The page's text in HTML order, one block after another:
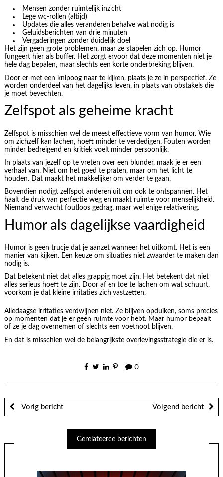
Mensen zonder ruimtelijk inzicht
Lege wc-rollen (altijd)
Updates die alles veranderen behalve wat nodig is
Geluidsberichten van drie minuten
Vergaderingen zonder duidelijk doel
Het zijn geen grote problemen, maar ze stapelen zich op. Humor
fungeert hier als buffer. Het zorgt ervoor dat deze momenten niet je
hele dag bepalen, maar slechts een korte onderbreking blijven.
Door er met een knipoog naar te kijken, plaats je ze in perspectief. Ze
worden onderdeel van het dagelijks leven, in plaats van obstakels die
je moet bevechten.
Zelfspot als geheime kracht
Zelfspot is misschien wel de meest effectieve vorm van humor. Wie
om zichzelf kan lachen, hoeft minder te verdedigen. Fouten worden
minder bedreigend en kritiek voelt minder persoonlijk.
In plaats van jezelf op te vreten over een blunder, maak je er een
verhaal van. Niet om het goed te praten, maar om het licht te
houden. Dat maakt het makkelijker om verder te gaan.
Bovendien nodigt zelfspot anderen uit om ook te ontspannen. Het
haalt de druk van perfectie weg en maakt ruimte voor menselijkheid.
Niemand verwacht foutloos gedrag, maar wel enige relativering.
Humor als dagelijkse vaardigheid
Humor is geen trucje dat je aanzet wanneer het uitkomt. Het is een
manier van kijken. Een keuze om situaties niet zwaarder te maken dan
nodig is.
Dat betekent niet dat alles grappig moet zijn. Het betekent dat niet
alles serieus hoeft te zijn. Door af en toe te lachen om wat schuurt,
voorkom je dat kleine irritaties zich vastzetten.
Alledaagse irritaties verdwijnen niet. Ze blijven opduiken, soms precies
op momenten dat je er geen ruimte voor hebt. Maar humor bepaalt
of ze je dag overnemen of slechts een voetnoot blijven.
En dat is misschien wel de belangrijkste overlevingsstrategie die er is.
0
Vorig bericht Volgend bericht
Gerelateerde berichten